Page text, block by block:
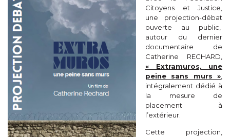
Citoyens et Justice,
une projection-débat
ouverte au public,
autour du dernier
documentaire de
Catherine RECHARD,
« Extramuros, une
peine sans murs »
intégralement dédié à
la mesure de
placement à
l’extérieur.
Cette projection,